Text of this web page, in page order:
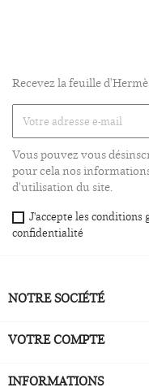
Recevez la feuille
Vous pouvez vous
pour cela nos
d'utilisation du site.
J'accepte les conditions
confidentialité
NOTRE SOCIÉTÉ
VOTRE COMPTE
INFORMATIONS